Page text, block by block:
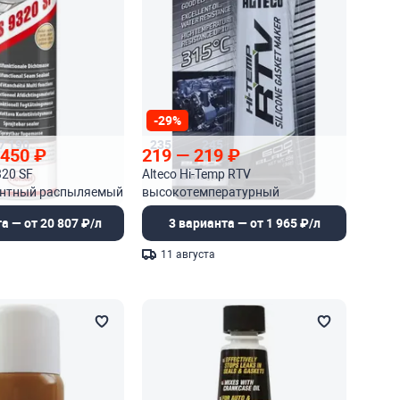
190 ₽
SF
распыляемый
швов
— от 20 807 ₽/л
-29%
235
219 —219₽
Alteco Hi-Temp RTV
высокотемпературный
силиконовый герметик
прокладок
3 варианта — от 1 965 ₽/л
11 августа